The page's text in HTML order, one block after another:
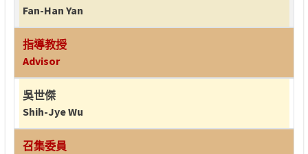
Fan-Han Yan
指導教授
Advisor
吳世傑
Shih-Jye Wu
召集委員